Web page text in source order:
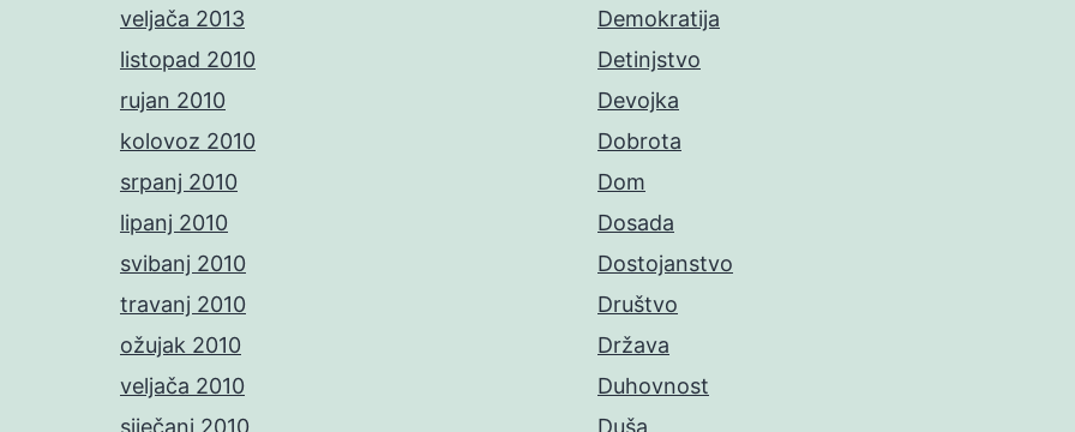
veljača 2013
listopad 2010
rujan 2010
kolovoz 2010
srpanj 2010
lipanj 2010
svibanj 2010
travanj 2010
ožujak 2010
veljača 2010
siječanj 2010
Demokratija
Detinjstvo
Devojka
Dobrota
Dom
Dosada
Dostojanstvo
Društvo
Država
Duhovnost
Duša